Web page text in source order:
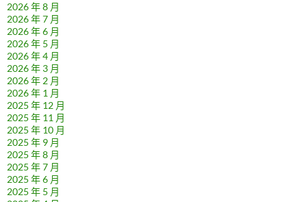
2026 年 8 月
2026 年 7 月
2026 年 6 月
2026 年 5 月
2026 年 4 月
2026 年 3 月
2026 年 2 月
2026 年 1 月
2025 年 12 月
2025 年 11 月
2025 年 10 月
2025 年 9 月
2025 年 8 月
2025 年 7 月
2025 年 6 月
2025 年 5 月